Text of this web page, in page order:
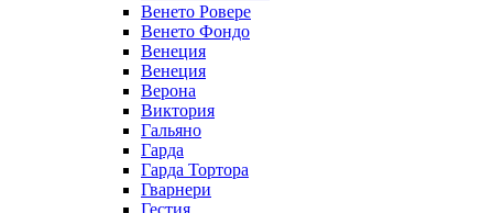
Венето Ровере
Венето Фондо
Венеция
Венеция
Верона
Виктория
Гальяно
Гарда
Гарда Тортора
Гварнери
Гестия